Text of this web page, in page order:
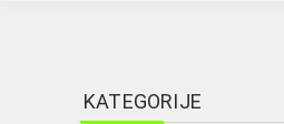
KATEGORIJE